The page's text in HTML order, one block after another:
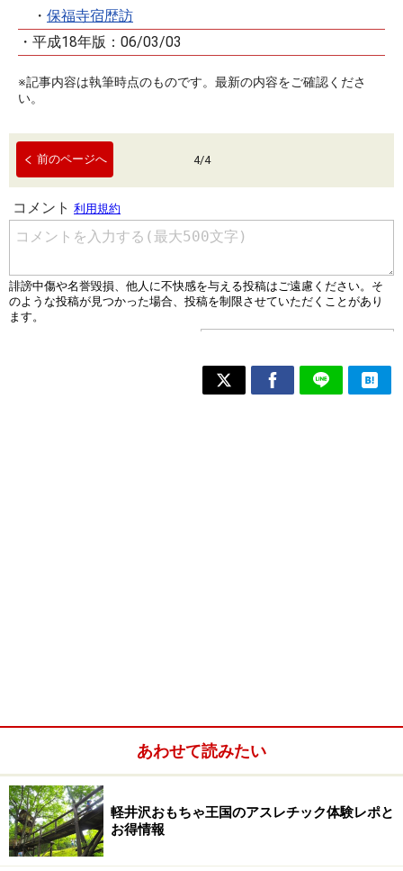
・ 保福寺宿歴訪
・平成18年版：06/03/03
※記事内容は執筆時点のものです。最新の内容をご確認くださ
い。
前のページへ 4/4
あわせて読みたい
軽井沢おもちゃ王国のアスレチック体験レポと
お得情報